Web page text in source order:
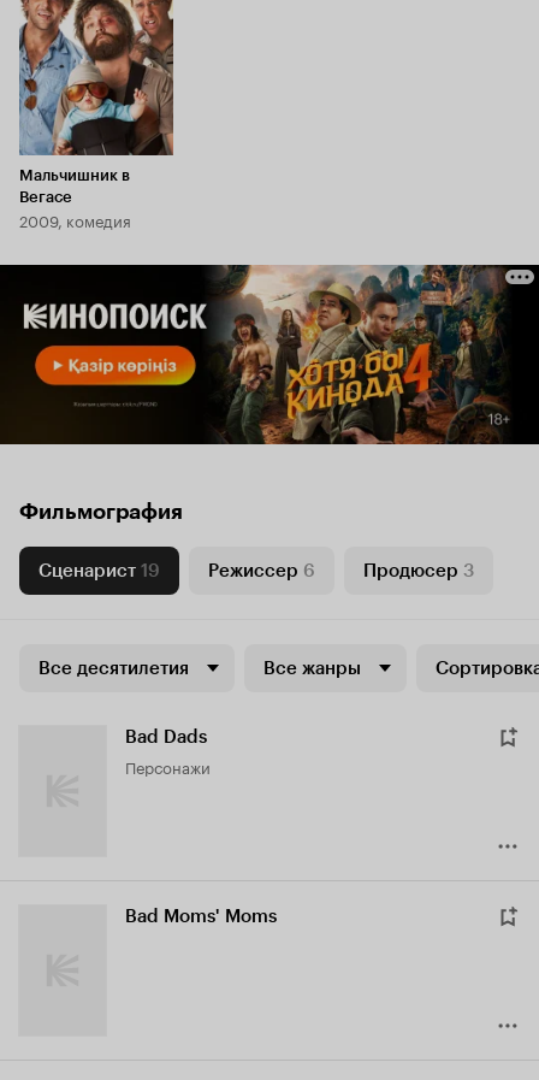
Мальчишник в
Вегасе
2009, комедия
Фильмография
Сценарист 19 Режиссер 6 Продюсер 3
Все десятилетия Все жанры
Bad Dads
персонажи
Bad Moms' Moms